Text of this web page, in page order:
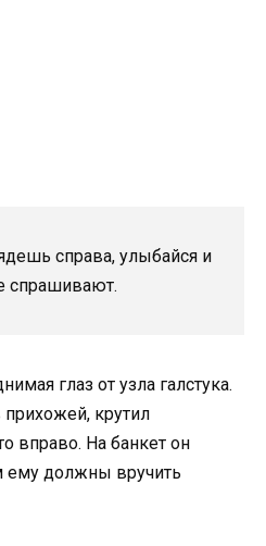
справа, улыбайся и
спрашивают.
глаз от узла галстука.
крутил
вправо. На банкет он
ему должны вручить